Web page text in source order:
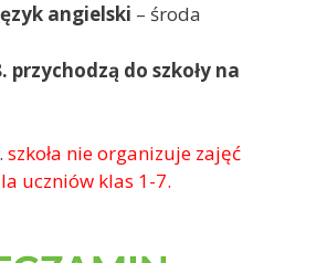
angielski – środa
przychodzą do szkoły na
szkoła nie organizuje zajęć
uczniów klas 1-7.